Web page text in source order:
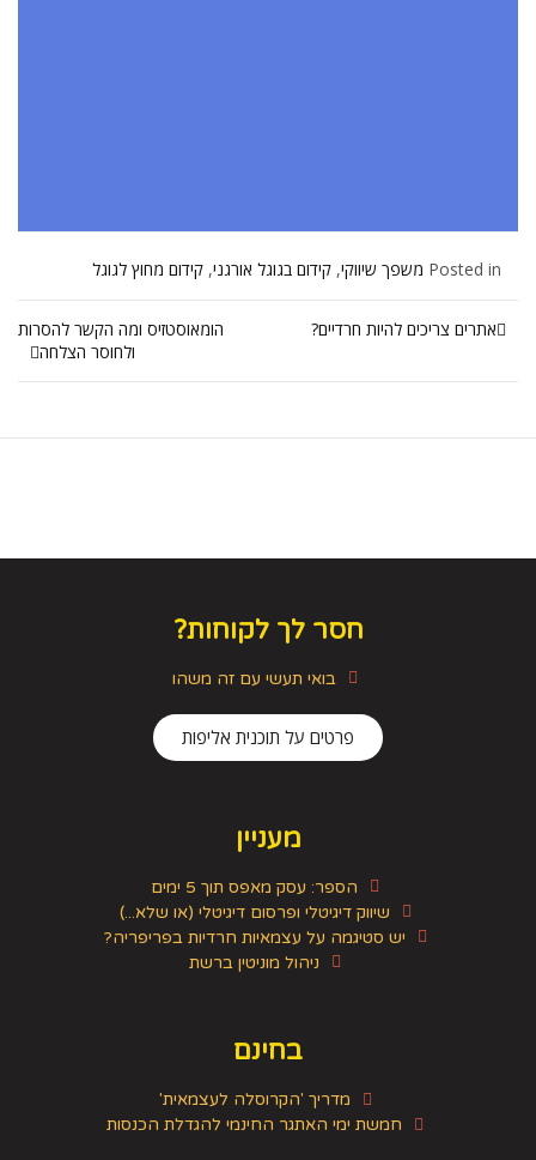
Posted in משפך שיווקי, קידום בגוגל אורגני, קידום מחוץ לגוגל
אתרים צריכים להיות חרדיים?
הומאוסטזיס ומה הקשר להסרות
ולחוסר הצלחה
חסר לך לקוחות?
בואי תעשי עם זה משהו
פרטים על תוכנית אליפות
מעניין
הספר: עסק מאפס תוך 5 ימים
שיווק דיגיטלי ופרסום דיגיטלי (או שלא...)
יש סטיגמה על עצמאיות חרדיות בפריפריה?
ניהול מוניטין ברשת
בחינם
מדריך 'הקרוסלה לעצמאית'
חמשת ימי האתגר החינמי להגדלת הכנסות